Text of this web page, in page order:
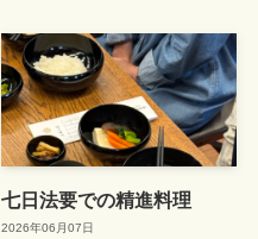
七日法要での精進料理
2026年06月07日